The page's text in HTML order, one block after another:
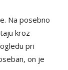
Na posebno
kroz
pri
on je